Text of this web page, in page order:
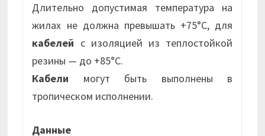
Длительно допустимая температура на
жилах не должна превышать +75°С, для
кабелей с изоляцией из теплостойкой
резины — до +85°С.
Кабели могут быть выполнены в
тропическом исполнении.
Данные